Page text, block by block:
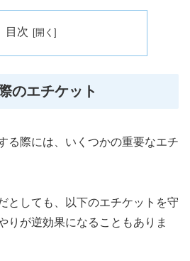
目次
のエチケット
る際には、いくつかの重要なエチ
としても、以下のエチケットを守
りが逆効果になることもありま